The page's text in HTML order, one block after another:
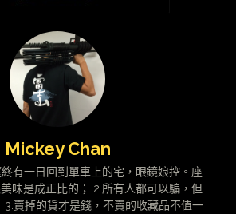
Mickey Chan
有一日回到單車上的宅，眼鏡娘控。座
味是成正比的； 2.所有人都可以騙，但
3.賣掉的貨才是錢，不賣的收藏品不值一